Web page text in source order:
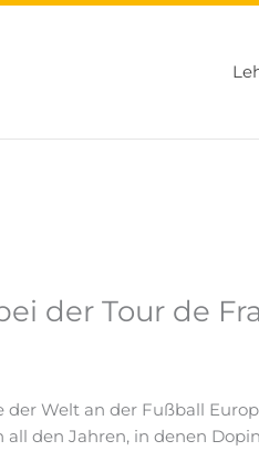
der Tour de
der Welt an der Fußball
den Jahren, in denen